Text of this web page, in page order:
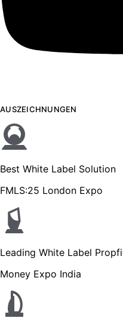
AUSZEICHNUNGEN
Best White Label Solution
FMLS:25 London Expo
Leading White Label
Money Expo India